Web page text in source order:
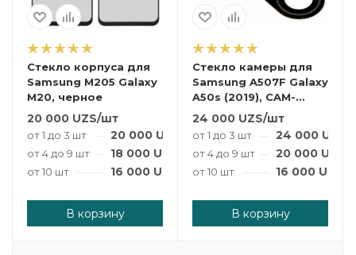
Стекло корпуса для
Samsung M205 Galaxy
M20, черное
20 000 UZS/шт
от 1 до 3 шт 20 000UZS /шт
от 4 до 9 шт 18 000UZS /шт
от 10 шт 16 000UZS /шт
В корзину
Стекло камеры для
Samsung A507F Galaxy
A50s (2019), CAM-
GLASS-SAM-A507F
24 000 UZS/шт
от 1 до 3 шт 24 000UZS
от 4 до 9 шт 20 000UZS
от 10 шт 16 000UZS
В корзину